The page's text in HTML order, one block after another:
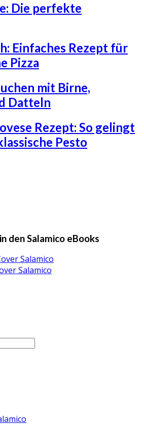
Die perfekte
Einfaches Rezept für
Pizza
mit Birne,
Datteln
Rezept: So gelingt
Pesto
den Salamico eBooks